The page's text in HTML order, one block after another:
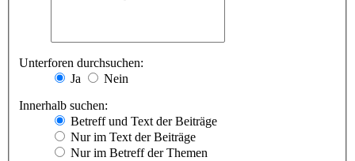
Unterforen durchsuchen:
Ja
Nein
Innerhalb suchen:
Betreff und Text der Beiträge
Nur im Text der Beiträge
Nur im Betreff der Themen